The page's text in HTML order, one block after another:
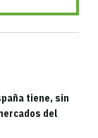
tiene, sin
del